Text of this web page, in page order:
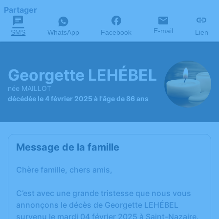
Partager
SMS WhatsApp Facebook E-mail Lien
Georgette LEHÉBEL
née MAILLOT
décédée le 4 février 2025 à l'âge de 86 ans
Message de la famille
Chère famille, chers amis,
C’est avec une grande tristesse que nous vous
annonçons le décès de Georgette LEHÉBEL
survenu le mardi 04 février 2025 à Saint-Nazaire.